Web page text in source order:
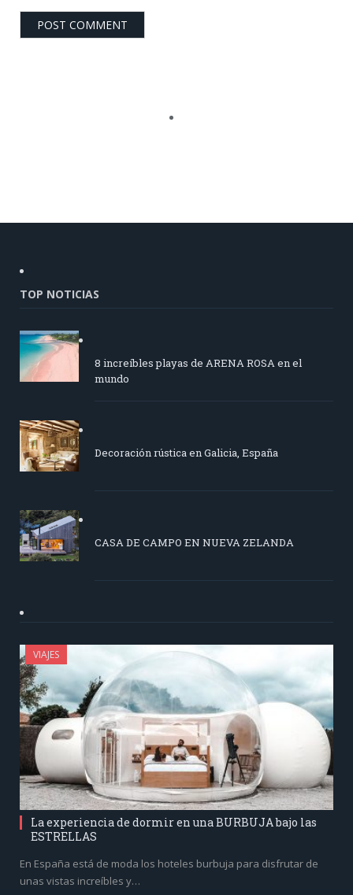
TOP NOTICIAS
8 increíbles playas de ARENA ROSA en el
mundo
Decoración rústica en Galicia, España
CASA DE CAMPO EN NUEVA ZELANDA
VIAJES
La experiencia de dormir en una BURBUJA bajo las
ESTRELLAS
En España está de moda los hoteles burbuja para disfrutar de
unas vistas increíbles y…